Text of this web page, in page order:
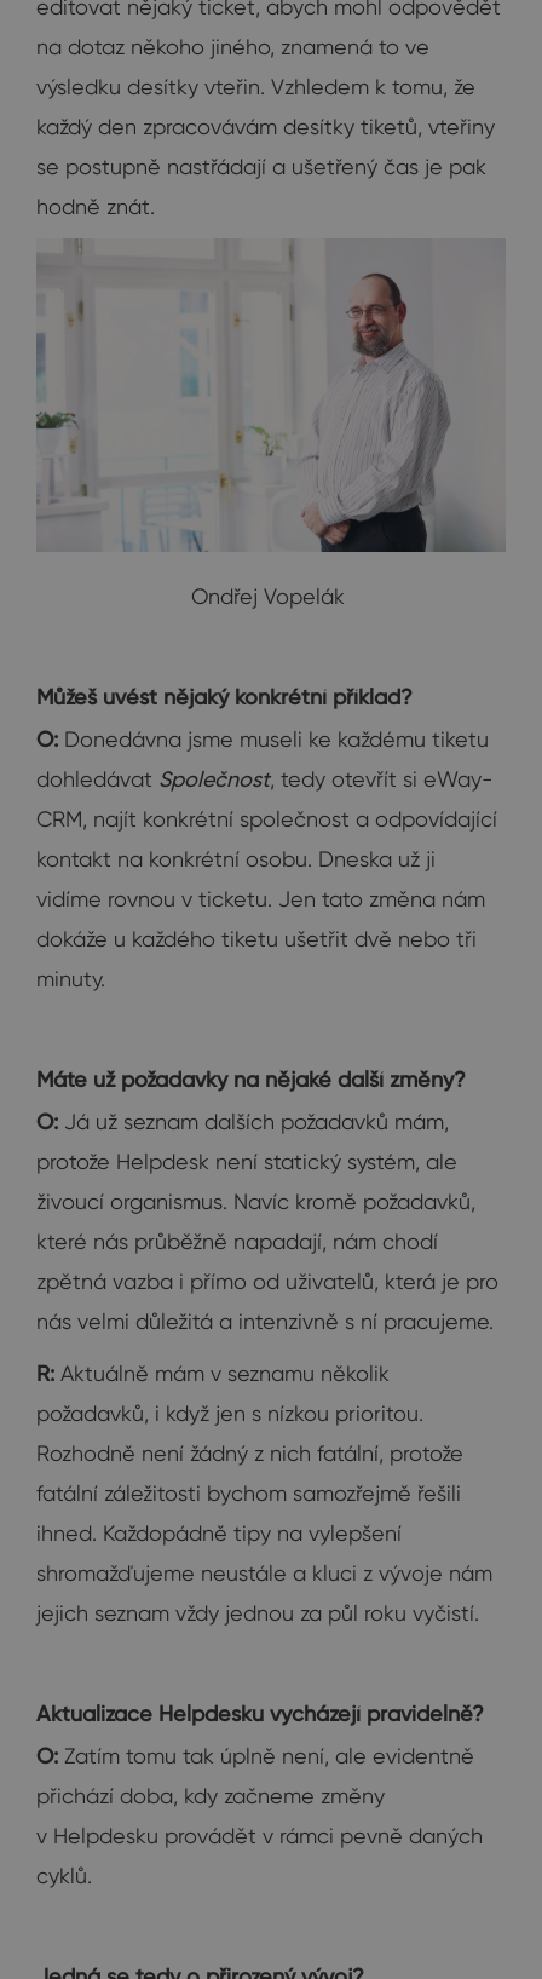
editovat nějaký ticket, abych mohl odpovědět
na dotaz někoho jiného, znamená to ve
výsledku desítky vteřin. Vzhledem k tomu, že
každý den zpracovávám desítky tiketů, vteřiny
se postupně nastřádají a ušetřený čas je pak
hodně znát.
Ondřej Vopelák
Můžeš uvést nějaký konkrétní příklad?
O: Donedávna jsme museli ke každému tiketu
dohledávat Společnost, tedy otevřít si eWay-
CRM, najít konkrétní společnost a odpovídající
kontakt na konkrétní osobu. Dneska už ji
vidíme rovnou v ticketu. Jen tato změna nám
dokáže u každého tiketu ušetřit dvě nebo tři
minuty.
Máte už požadavky na nějaké další změny?
O: Já už seznam dalších požadavků mám,
protože Helpdesk není statický systém, ale
živoucí organismus. Navíc kromě požadavků,
které nás průběžně napadají, nám chodí
zpětná vazba i přímo od uživatelů, která je pro
nás velmi důležitá a intenzivně s ní pracujeme.
R: Aktuálně mám v seznamu několik
požadavků, i když jen s nízkou prioritou.
Rozhodně není žádný z nich fatální, protože
fatální záležitosti bychom samozřejmě řešili
ihned. Každopádně tipy na vylepšení
shromažďujeme neustále a kluci z vývoje nám
jejich seznam vždy jednou za půl roku vyčistí.
Aktualizace Helpdesku vycházejí pravidelně?
O: Zatím tomu tak úplně není, ale evidentně
přichází doba, kdy začneme změny
v Helpdesku provádět v rámci pevně daných
cyklů.